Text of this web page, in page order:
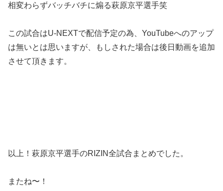
相変わらずバッチバチに煽る萩原京平選手笑
この試合はU-NEXTで配信予定の為、YouTubeへのアップ
は無いとは思いますが、もしされた場合は後日動画を追加
させて頂きます。
以上！萩原京平選手のRIZIN全試合まとめでした。
またね〜！